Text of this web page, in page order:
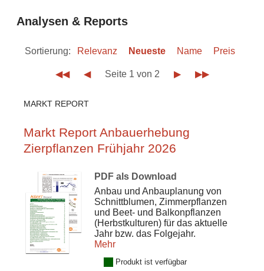
Analysen & Reports
Sortierung: Relevanz Neueste Name Preis
◀◀ ◀ Seite 1 von 2 ▶ ▶▶
MARKT REPORT
Markt Report Anbauerhebung
Zierpflanzen Frühjahr 2026
PDF als Download
Anbau und Anbauplanung von
Schnittblumen, Zimmerpflanzen
und Beet- und Balkonpflanzen
(Herbstkulturen) für das aktuelle
Jahr bzw. das Folgejahr.
Mehr
Produkt ist verfügbar